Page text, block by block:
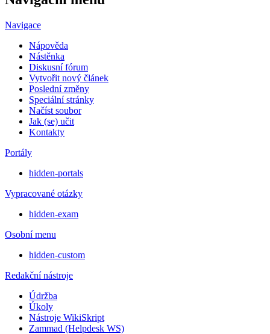
Navigace
Nápověda
Nástěnka
Diskusní fórum
Vytvořit nový článek
Poslední změny
Speciální stránky
Načíst soubor
Jak (se) učit
Kontakty
Portály
hidden-portals
Vypracované otázky
hidden-exam
Osobní menu
hidden-custom
Redakční nástroje
Údržba
Úkoly
Nástroje WikiSkript
Zammad (Helpdesk WS)